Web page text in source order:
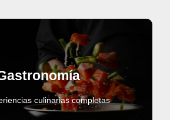
culinarias completas